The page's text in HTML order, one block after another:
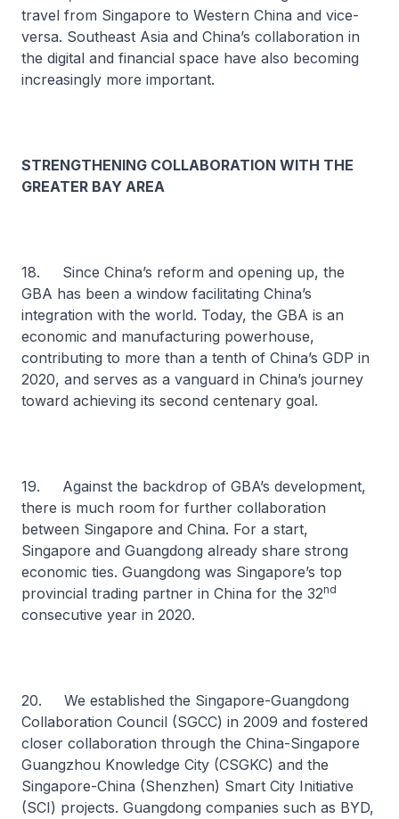
travel from Singapore to Western China and vice-
versa. Southeast Asia and China’s collaboration in
the digital and financial space have also becoming
increasingly more important.
STRENGTHENING COLLABORATION WITH THE
GREATER BAY AREA
18. Since China’s reform and opening up, the
GBA has been a window facilitating China’s
integration with the world. Today, the GBA is an
economic and manufacturing powerhouse,
contributing to more than a tenth of China’s GDP in
2020, and serves as a vanguard in China’s journey
toward achieving its second centenary goal.
19. Against the backdrop of GBA’s development,
there is much room for further collaboration
between Singapore and China. For a start,
Singapore and Guangdong already share strong
economic ties. Guangdong was Singapore’s top
provincial trading partner in China for the 32nd
consecutive year in 2020.
20. We established the Singapore-Guangdong
Collaboration Council (SGCC) in 2009 and fostered
closer collaboration through the China-Singapore
Guangzhou Knowledge City (CSGKC) and the
Singapore-China (Shenzhen) Smart City Initiative
(SCI) projects. Guangdong companies such as BYD,